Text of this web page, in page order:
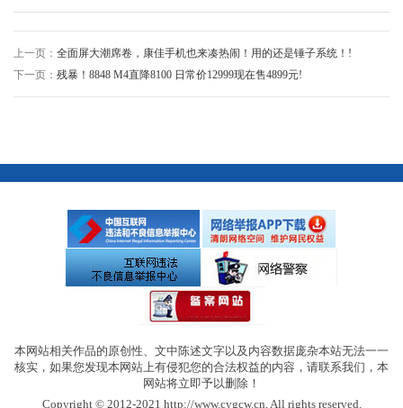
上一页： 全面屏大潮席卷，康佳手机也来凑热闹！用的还是锤子系统！!
下一页： 残暴！8848 M4直降8100 日常价12999现在售4899元!
本网站相关作品的原创性、文中陈述文字以及内容数据庞杂本站无法一一
核实，如果您发现本网站上有侵犯您的合法权益的内容，请联系我们，本
网站将立即予以删除！
Copyright © 2012-2021 http://www.cygcw.cn, All rights reserved.